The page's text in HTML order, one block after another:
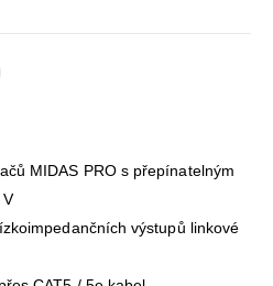
MIDAS PRO s přepínatelným
výstupů linkové